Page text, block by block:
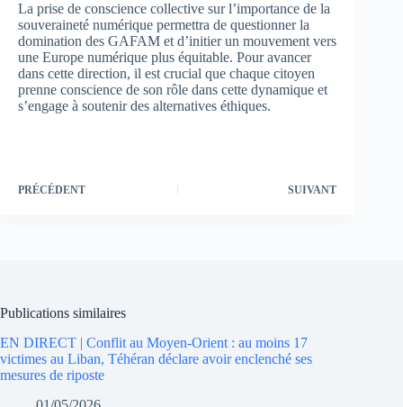
La prise de conscience collective sur l’importance de la
souveraineté numérique permettra de questionner la
domination des GAFAM et d’initier un mouvement vers
une Europe numérique plus équitable. Pour avancer
dans cette direction, il est crucial que chaque citoyen
prenne conscience de son rôle dans cette dynamique et
s’engage à soutenir des alternatives éthiques.
PRÉCÉDENT SUIVANT
Publications similaires
EN DIRECT | Conflit au Moyen-Orient : au moins 17
victimes au Liban, Téhéran déclare avoir enclenché ses
mesures de riposte